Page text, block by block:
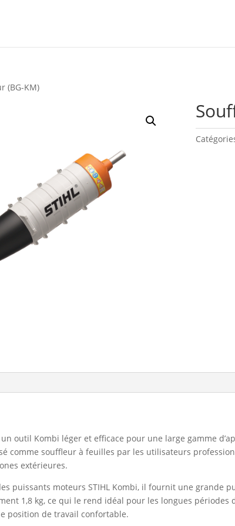
(BG-KM)
un outil Kombi léger et efficace pour une large gamme
comme souffleur à feuilles par les utilisateurs
extérieures.
puissants moteurs STIHL Kombi, il fournit une grande
1,8 kg, ce qui le rend idéal pour les longues périodes
position de travail confortable.